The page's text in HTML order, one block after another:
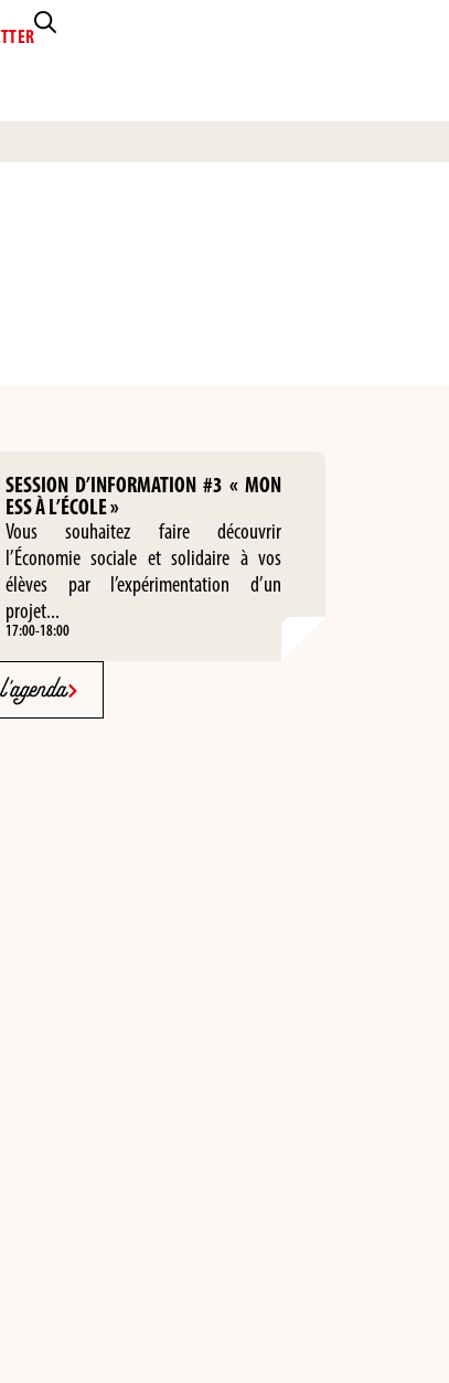
SESSION D’INFORMATION #3 « MON
ESS À L’ÉCOLE »
Vous souhaitez faire découvrir
l’Économie sociale et solidaire à vos
élèves par l’expérimentation d’un
projet...
17:00-18:00